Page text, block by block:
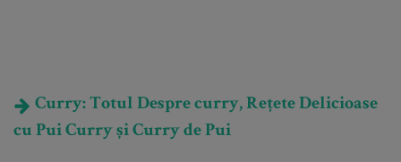
Curry: Totul Despre curry, Rețete Delicioase
cu Pui Curry și Curry de Pui